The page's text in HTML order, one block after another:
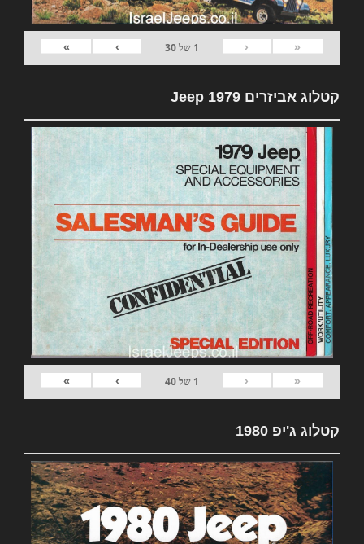
«
‹
1 של30
›
»
קטלוג אביזרים 1979 Jeep
«
‹
1 של40
›
»
קטלוג ג'יפ 1980